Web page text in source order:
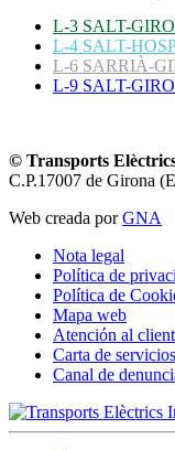
L-3 SALT-
L-4 SALT-
L-6 SARRIÀ-
L-9 SALT-
© Transports
C.P.17007 de Girona
Web creada porGNA
Nota legal
Política de
Política de
Mapa web
Atención al
Carta de servicios
Canal de